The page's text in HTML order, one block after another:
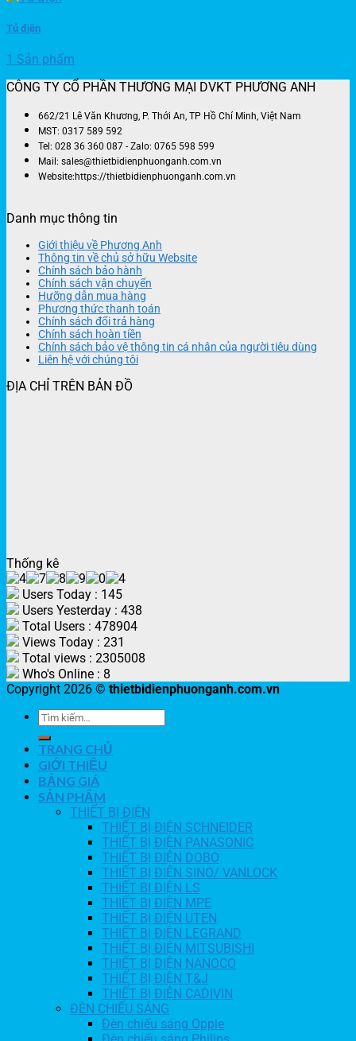
Tủ điện
1 Sản phẩm
CÔNG TY CỔ PHẦN THƯƠNG MẠI DVKT PHƯƠNG ANH
662/21 Lê Văn Khương, P. Thới An, TP Hồ Chí Minh, Việt Nam
MST: 0317 589 592
Tel: 028 36 360 087 - Zalo: 0765 598 599
Mail: sales@thietbidienphuonganh.com.vn
Website:https://thietbidienphuonganh.com.vn
Danh mục thông tin
Giới thiệu về Phương Anh
Thông tin về chủ sở hữu Website
Chính sách bảo hành
Chính sách vận chuyển
Hưỡng dẫn mua hàng
Phương thức thanh toán
Chính sách đổi trả hàng
Chính sách hoàn tiền
Chính sách bảo vệ thông tin cá nhân của người tiêu dùng
Liên hệ với chúng tôi
ĐỊA CHỈ TRÊN BẢN ĐỒ
Thống kê
Users Today : 145
Users Yesterday : 438
Total Users : 478904
Views Today : 231
Total views : 2305008
Who's Online : 8
Copyright 2026 © thietbidienphuonganh.com.vn
TRANG CHỦ
GIỚI THIỆU
BẢNG GIÁ
SẢN PHẨM
THIẾT BỊ ĐIỆN
THIẾT BỊ ĐIỆN SCHNEIDER
THIẾT BỊ ĐIỆN PANASONIC
THIẾT BỊ ĐIỆN DOBO
THIẾT BỊ ĐIỆN SINO/ VANLOCK
THIẾT BỊ ĐIỆN LS
THIẾT BỊ ĐIỆN MPE
THIẾT BỊ ĐIỆN UTEN
THIẾT BỊ ĐIỆN LEGRAND
THIẾT BỊ ĐIỆN MITSUBISHI
THIẾT BỊ ĐIỆN NANOCO
THIẾT BỊ ĐIỆN T&J
THIẾT BỊ ĐIỆN CADIVIN
ĐÈN CHIẾU SÁNG
Đèn chiếu sáng Opple